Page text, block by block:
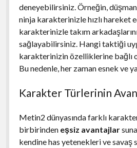
deneyebilirsiniz. Örneğin,
ninja karakterinizle hızlı hareket
karakterinizle takım
sağlayabilirsiniz. Hangi taktiği
karakterinizin özelliklerine bağlı
Bu nedenle, her zaman esnek ve
Karakter Türlerinin
Metin2 dünyasında farklı
birbirinden eşsiz avantajlar
kendine has yetenekleri ve savaş